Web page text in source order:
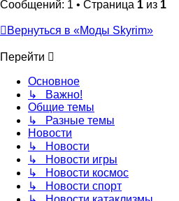
Сообщений: 1 • Страница 1 из 1
Вернуться в «Моды Skyrim»
Перейти
Основное
↳ Важно!
Общие темы
↳ Разные темы
Новости
↳ Новости
↳ Новости игры
↳ Новости космос
↳ Новости спорт